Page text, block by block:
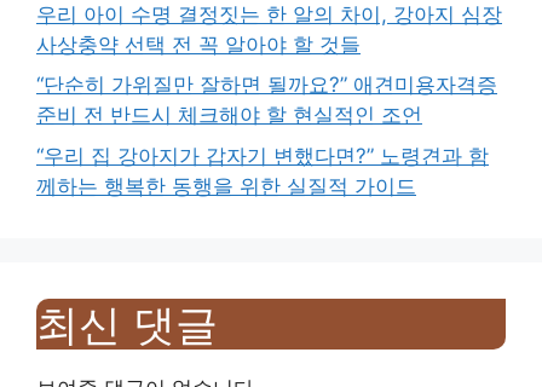
우리 아이 수명 결정짓는 한 알의 차이, 강아지 심장
사상충약 선택 전 꼭 알아야 할 것들
“단순히 가위질만 잘하면 될까요?” 애견미용자격증
준비 전 반드시 체크해야 할 현실적인 조언
“우리 집 강아지가 갑자기 변했다면?” 노령견과 함
께하는 행복한 동행을 위한 실질적 가이드
최신 댓글